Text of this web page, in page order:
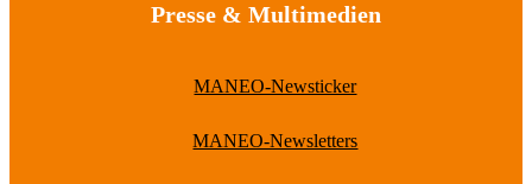
Presse & Multimedien
MANEO-Newsticker
MANEO-Newsletters